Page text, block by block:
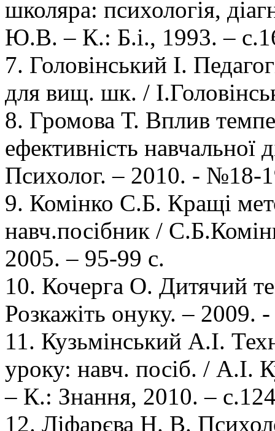
школяра: психологія,
Ю.В. – К.: Б.і., 1993. –
7. Головінський І.
для вищ. шк. /
8. Громова Т. Вплив
ефективність навчальної
Психолог. – 2010. - №18-
9. Комінко С.Б. Кращі
навч.посібник /
2005. – 95-99 с.
10. Кочерга О. Дитячий
Розкажіть онуку. –
11. Кузьмінський А.І.
уроку: навч. посіб. / А.І.
– К.: Знання, 2010. –
12. Ліфарєва Н. В.